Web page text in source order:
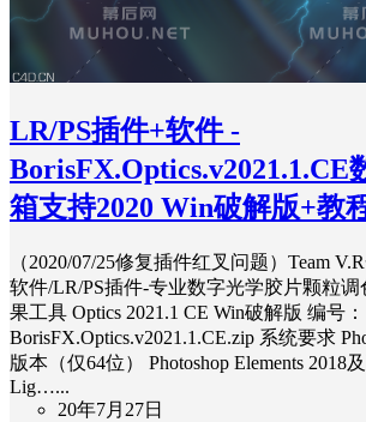
LR/PS插件+软件 -
BorisFX.Optics.v2021.1.CE
箱支持2020 Win破解版+教
（2020/07/25修复插件红叉问题）Team
软件/LR/PS插件-专业数字光学胶片颗粒
果工具 Optics 2021.1 CE Win破解版 编号：
BorisFX.Optics.v2021.1.CE.zip 系统要求
版本（仅64位） Photoshop Elements 2018
Lig…...
20年7月27日